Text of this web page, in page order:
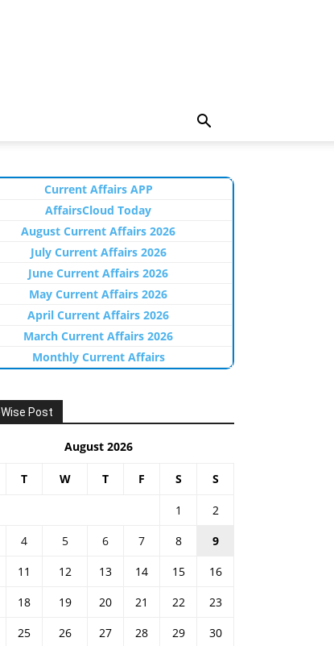
Current Affairs APP
AffairsCloud Today
August Current Affairs 2026
July Current Affairs 2026
June Current Affairs 2026
May Current Affairs 2026
April Current Affairs 2026
March Current Affairs 2026
Monthly Current Affairs
Post
August 2026
T W T F S S
1
2
4 5 6 7 8
9
11 12 13 14 15
16
18 19 20 21 22
23
25 26 27 28 29
30